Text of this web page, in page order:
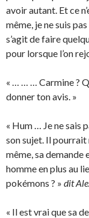
avoir autant. Et ce
même, je ne suis
s’agit de faire
pour lorsque l’on
« … … … Carmine ?
donner ton avis. »
« Hum … Je ne sais
son sujet. Il pourrait
même, sa demande
homme en plus au
pokémons ? » dit
« Il est vrai que sa